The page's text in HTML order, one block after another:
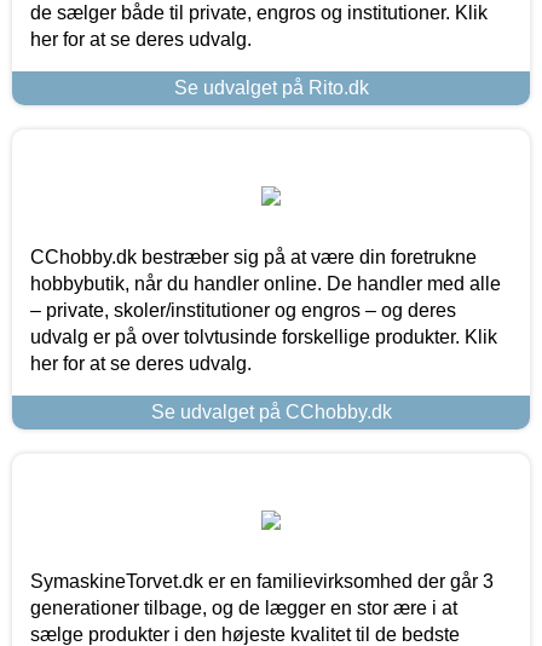
de sælger både til private, engros og institutioner. Klik
her for at se deres udvalg.
Se udvalget på Rito.dk
CChobby.dk bestræber sig på at være din foretrukne
hobbybutik, når du handler online. De handler med alle
– private, skoler/institutioner og engros – og deres
udvalg er på over tolvtusinde forskellige produkter. Klik
her for at se deres udvalg.
Se udvalget på CChobby.dk
SymaskineTorvet.dk er en familievirksomhed der går 3
generationer tilbage, og de lægger en stor ære i at
sælge produkter i den højeste kvalitet til de bedste